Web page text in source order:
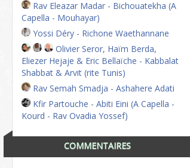
Rav Eleazar Madar - Bichouatekha (A
Capella - Mouhayar)
Yossi Déry - Richone Waethannane
Olivier Seror, Haïm Berda,
Eliezer Hejaje & Eric Bellaïche - Kabbalat
Shabbat & Arvit (rite Tunis)
Rav Semah Smadja - Ashahere Adati
Kfir Partouche - Abiti Eini (A Capella -
Kourd - Rav Ovadia Yossef)
COMMENTAIRES